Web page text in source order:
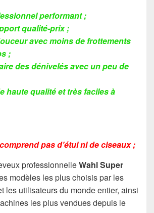
performant ;
qualité-prix ;
avec moins de frottements
;
des dénivelés avec un peu de
haute qualité et très faciles à
pas d’étui ni de ciseaux ;
professionnelleWahl Super
modèles les plus choisis par les
les utilisateurs du monde entier, ainsi
les plus vendues depuis le